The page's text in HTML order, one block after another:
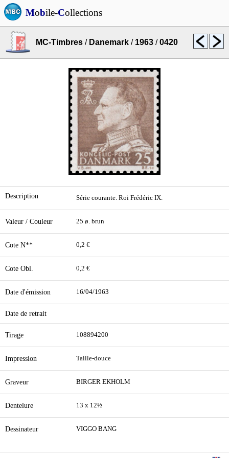
Mobile-Collections
MC-Timbres / Danemark / 1963 /0420
Description Série courante. Roi Frédéric IX.
Valeur / Couleur 25 ø. brun
Cote N** 0,2 €
Cote Obl. 0,2 €
Date d'émission 16/04/1963
Date de retrait
Tirage 108894200
Impression Taille-douce
Graveur BIRGER EKHOLM
Dentelure 13 x 12½
Dessinateur VIGGO BANG